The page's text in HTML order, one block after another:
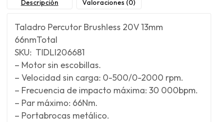
Descripción Valoraciones (0)
Taladro Percutor Brushless 20V 13mm
66nmTotal
SKU: TIDLI206681
– Motor sin escobillas.
– Velocidad sin carga: 0-500/0-2000 rpm.
– Frecuencia de impacto máxima: 30 000bpm.
– Par máximo: 66Nm.
– Portabrocas metálico.